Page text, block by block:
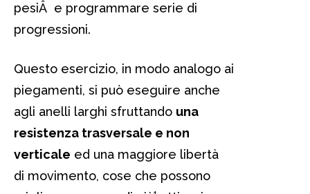
pesiÂ e programmare serie di
progressioni.
Questo esercizio, in modo analogo ai
piegamenti, si può eseguire anche
agli anelli larghi sfruttando una
resistenza trasversale e non
verticale ed una maggiore libertà
di movimento, cose che possono